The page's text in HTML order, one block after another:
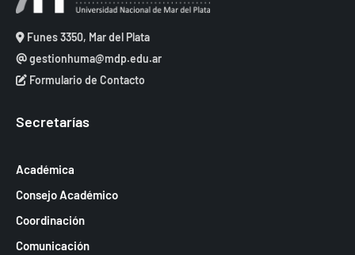
Funes 3350, Mar del Plata
gestionhuma@mdp.edu.ar
Formulario de Contacto
Secretarías
Académica
Consejo Académico
Coordinación
Comunicación